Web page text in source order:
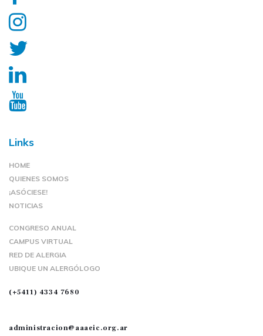
Links
HOME
QUIENES SOMOS
¡ASÓCIESE!
NOTICIAS
CONGRESO ANUAL
CAMPUS VIRTUAL
RED DE ALERGIA
UBIQUE UN ALERGÓLOGO
(+5411) 4334 7680
administracion@aaaeic.org.ar